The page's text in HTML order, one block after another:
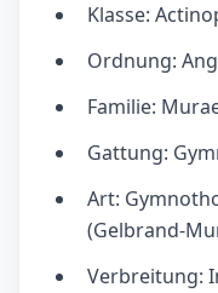
Klasse:
Ordnung:
Familie:
Gattung:
Art:
(Gelbrand-
Verbreitung: